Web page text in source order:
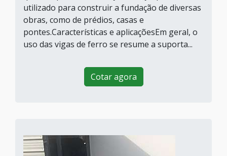
utilizado para construir a fundação de diversas
obras, como de prédios, casas e
pontes.Características e aplicaçõesEm geral, o
uso das vigas de ferro se resume a suporta...
Cotar agora